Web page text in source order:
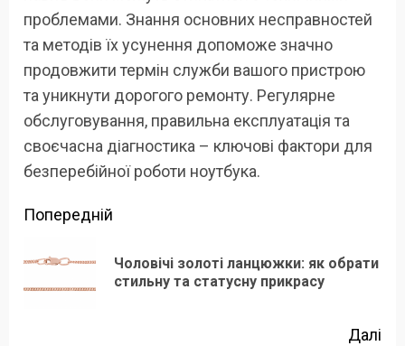
проблемами. Знання основних несправностей
та методів їх усунення допоможе значно
продовжити термін служби вашого пристрою
та уникнути дорогого ремонту. Регулярне
обслуговування, правильна експлуатація та
своєчасна діагностика – ключові фактори для
безперебійної роботи ноутбука.
Продовжити
читання
Попередній
Чоловічі золоті ланцюжки: як обрати
стильну та статусну прикрасу
Далі